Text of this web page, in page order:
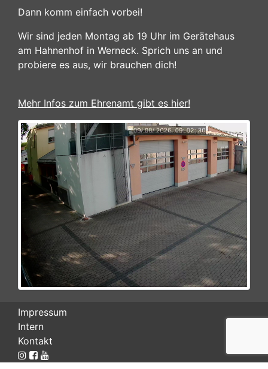
Dann komm einfach vorbei!
Wir sind jeden Montag ab 19 Uhr im Gerätehaus
am Hahnenhof in Werneck. Sprich uns an und
probiere es aus, wir brauchen dich!
Mehr Infos zum Ehrenamt gibt es hier!
Impressum
Intern
Kontakt